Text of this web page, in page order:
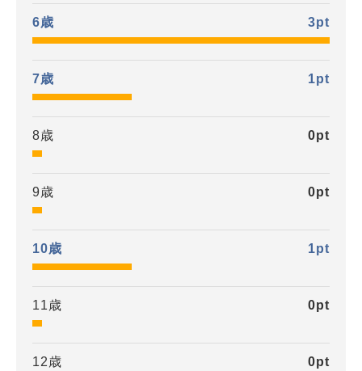
6歳 3pt
7歳 1pt
8歳 0pt
9歳 0pt
10歳 1pt
11歳 0pt
12歳 0pt